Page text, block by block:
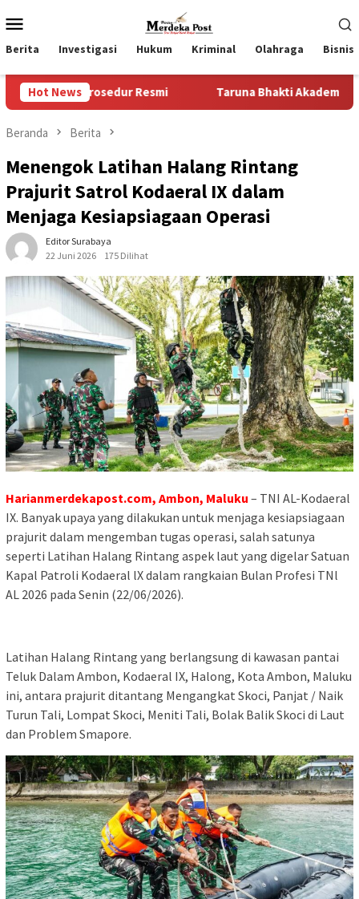
ke
kontenMobile
Berita Investigasi Hukum Kriminal Olahraga Bisnis
Hot News
Resmi Taruna Bhakti Akademi TNI 2026
Beranda Berita
Menengok Latihan Halang Rintang
Prajurit Satrol Kodaeral IX dalam
Menjaga Kesiapsiagaan Operasi
Editor Surabaya
22 Juni 2026
175 Dilihat
Harianmerdekapost.com, Ambon, Maluku – TNI AL-Kodaeral
IX. Banyak upaya yang dilakukan untuk menjaga kesiapsiagaan
prajurit dalam mengemban tugas operasi, salah satunya
seperti Latihan Halang Rintang aspek laut yang digelar Satuan
Kapal Patroli Kodaeral lX dalam rangkaian Bulan Profesi TNl
AL 2026 pada Senin (22/06/2026).
Latihan Halang Rintang yang berlangsung di kawasan pantai
Teluk Dalam Ambon, Kodaeral IX, Halong, Kota Ambon, Maluku
ini, antara prajurit ditantang Mengangkat Skoci, Panjat / Naik
Turun Tali, Lompat Skoci, Meniti Tali, Bolak Balik Skoci di Laut
dan Problem Smapore.